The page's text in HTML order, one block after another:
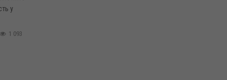
у
1 093